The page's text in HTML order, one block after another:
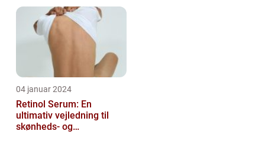
04 januar 2024
Retinol Serum: En
ultimativ vejledning til
skønheds- og